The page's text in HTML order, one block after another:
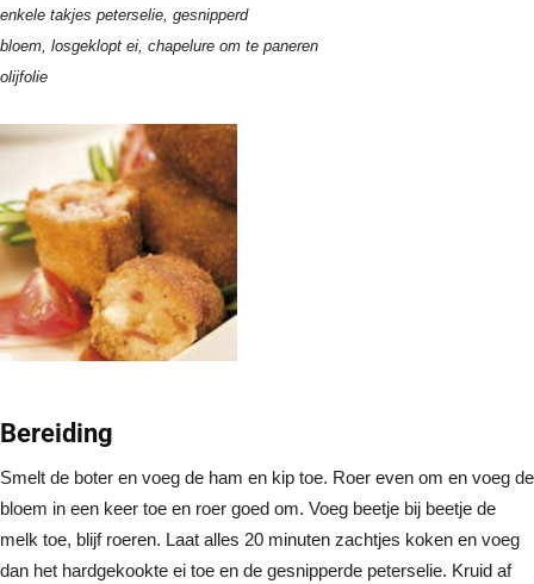
enkele takjes peterselie, gesnipperd
bloem, losgeklopt ei, chapelure om te paneren
olijfolie
Bereiding
Smelt de boter en voeg de ham en kip toe. Roer even om en voeg de
bloem in een keer toe en roer goed om. Voeg beetje bij beetje de
melk toe, blijf roeren. Laat alles 20 minuten zachtjes koken en voeg
dan het hardgekookte ei toe en de gesnipperde peterselie. Kruid af